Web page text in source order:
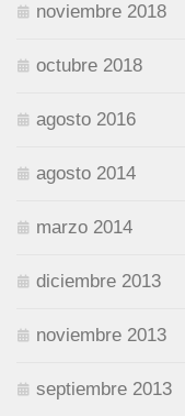
noviembre 2018
octubre 2018
agosto 2016
agosto 2014
marzo 2014
diciembre 2013
noviembre 2013
septiembre 2013